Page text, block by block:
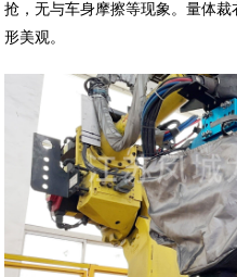
抢，无与车身摩擦等现象。量体
形美观。